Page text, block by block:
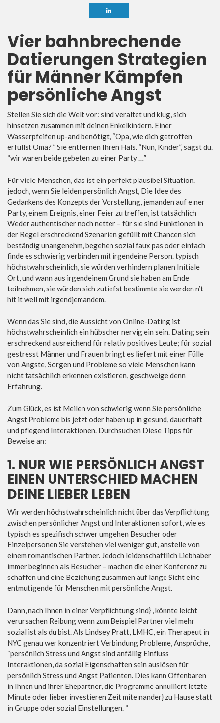
Vier bahnbrechende
Datierungen Strategien
für Männer Kämpfen
persönliche Angst
Stellen Sie sich die Welt vor: sind veraltet und klug, sich
hinsetzen zusammen mit deinen Enkelkindern. Einer
Wasserpfeifen up-and benötigt, “Opa, wie dich getroffen
erfüllst Oma? ” Sie entfernen Ihren Hals. “Nun, Kinder”, sagst du.
“wir waren beide gebeten zu einer Party …”
Für viele Menschen, das ist ein perfekt plausibel Situation.
jedoch, wenn Sie leiden persönlich Angst, Die Idee des
Gedankens des Konzepts der Vorstellung, jemanden auf einer
Party, einem Ereignis, einer Feier zu treffen, ist tatsächlich
Weder authentischer noch netter – für sie sind Funktionen in
der Regel erschreckend Szenarien gefüllt mit Chancen sich
beständig unangenehm, begehen sozial faux pas oder einfach
finde es schwierig verbinden mit irgendeine Person. typisch
höchstwahrscheinlich, sie würden verhindern planen Initiale
Ort, und wann aus irgendeinem Grund sie haben am Ende
teilnehmen, sie würden sich zutiefst bestimmte sie werden n’t
hit it well mit irgendjemandem.
Wenn das Sie sind, die Aussicht von Online-Dating ist
höchstwahrscheinlich ein hübscher nervig ein sein. Dating sein
erschreckend ausreichend für relativ positives Leute; für sozial
gestresst Männer und Frauen bringt es liefert mit einer Fülle
von Ängste, Sorgen und Probleme so viele Menschen kann
nicht tatsächlich erkennen existieren, geschweige denn
Erfahrung.
Zum Glück, es ist Meilen von schwierig wenn Sie persönliche
Angst Probleme bis jetzt oder haben up in gesund, dauerhaft
und pflegend Interaktionen. Durchsuchen Diese Tipps für
Beweise an:
1. NUR WIE PERSÖNLICH ANGST
EINEN UNTERSCHIED MACHEN
DEINE LIEBER LEBEN
Wir werden höchstwahrscheinlich nicht über das Verpflichtung
zwischen persönlicher Angst und Interaktionen sofort, wie es
typisch es spezifisch schwer umgehen Besucher oder
Einzelpersonen Sie verstehen viel weniger gut, anstelle von
einem romantischen Partner. Jedoch leidenschaftlich Liebhaber
immer beginnen als Besucher – machen die einer Konferenz zu
schaffen und eine Beziehung zusammen auf lange Sicht eine
entmutigende für Menschen mit persönliche Angst.
Dann, nach Ihnen in einer Verpflichtung sind} , könnte leicht
verursachen Reibung wenn zum Beispiel Partner viel mehr
sozial ist als du bist. Als Lindsey Pratt, LMHC, ein Therapeut in
NYC genau wer konzentriert Verbindung Probleme, Ansprüche,
“persönlich Stress und Angst sind anfällig Einfluss
Interaktionen, da sozial Eigenschaften sein auslösen für
persönlich Stress und Angst Patienten. Dies kann Offenbaren
in Ihnen und ihrer Ehepartner, die Programme annulliert letzte
Minute oder lieber investieren Zeit miteinander} zu Hause statt
in Gruppe oder sozial Einstellungen. “